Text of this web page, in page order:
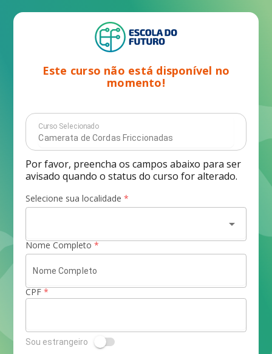
Este curso não está disponível no
momento!
Curso Selecionado
Por favor, preencha os campos abaixo para ser
avisado quando o status do curso for alterado.
Selecione sua localidade *
arrow_drop_down
Nome Completo *
CPF *
Sou estrangeiro